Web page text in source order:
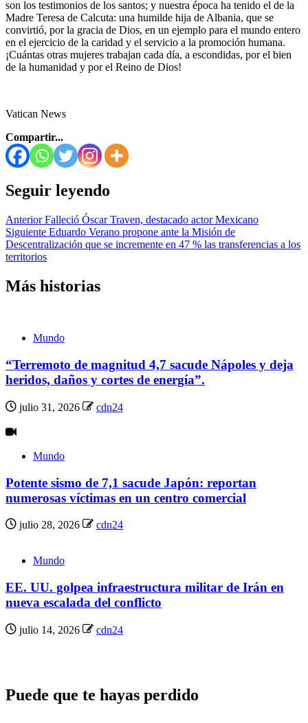
son los testimonios de los santos; y nuestra época ha tenido el de la
Madre Teresa de Calcuta: una humilde hija de Albania, que se
convirtió, por la gracia de Dios, en un ejemplo para el mundo entero
en el ejercicio de la caridad y el servicio a la promoción humana.
¡Cuántas otras mujeres trabajan cada día, a escondidas, por el bien
de la humanidad y por el Reino de Dios!
Vatican News
Compartir...
Seguir leyendo
AnteriorFalleció Óscar Traven, destacado actor Mexicano
Siguiente Eduardo Verano propone ante la Misión de
Descentralización que se incremente en 47 % las transferencias a los
territorios
Más historias
Mundo
“Terremoto de magnitud 4,7 sacude Nápoles y deja
heridos, daños y cortes de energía”.
julio 31, 2026 cdn24
Mundo
Potente sismo de 7,1 sacude Japón: reportan
numerosas víctimas en un centro comercial
julio 28, 2026 cdn24
Mundo
EE. UU. golpea infraestructura militar de Irán en
nueva escalada del conflicto
julio 14, 2026 cdn24
Puede que te hayas perdido